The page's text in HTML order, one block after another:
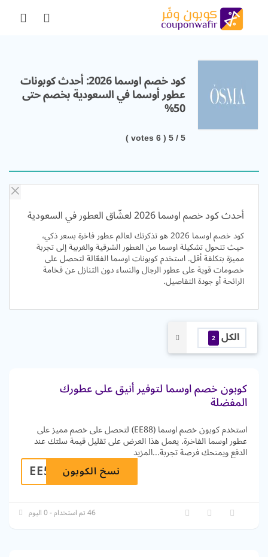
كود خصم اوسما 2026: أحدث كوبونات
عطور أوسما في السعودية بخصم حتى
50%
5
/ 5 (
6
أحدث كود خصم اوسما 2026 لعشّاق العطور في السعودية
كود خصم اوسما 2026 هو تذكرتك لعالم عطور فاخرة بسعر ذكي،
حيث تتحول تشكيلة اوسما من العطور الشرقية والغربية إلى تجربة
مميزة بتكلفة أقل. استخدم كوبونات اوسما الفعّالة لتحصل على
خصومات قوية على عطور الرجال والنساء دون التنازل عن فخامة
الرائحة أو جودة التفاصيل.
الكل 2
كوبون خصم اوسما لتوفير أنيق على عطورك
المفضلة
استخدم كوبون خصم اوسما (EE88) لتحصل على خصم مميز على
عطور اوسما الفاخرة. يعمل هذا العرض على تقليل قيمة سلتك عند
الدفع ويمنحك فرصة تجربة...المزيد
EE5 نسخ الكوبون
46 تم استخدام - 0 اليوم